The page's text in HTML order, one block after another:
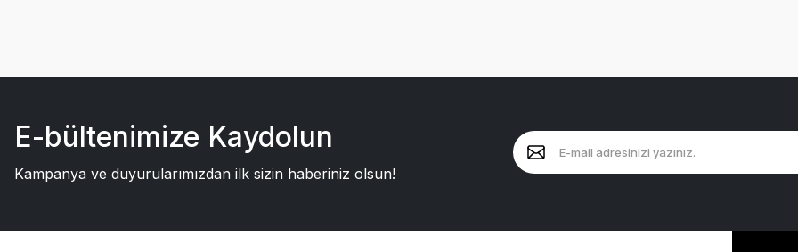
E-bültenimize Kaydolun
Kampanya ve duyurularımızdan ilk sizin haberiniz olsun!